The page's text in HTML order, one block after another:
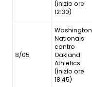
(inizio ore
12:30)
8/05
Washington
Nationals
contro
Oakland
Athletics
(inizio ore
18:45)